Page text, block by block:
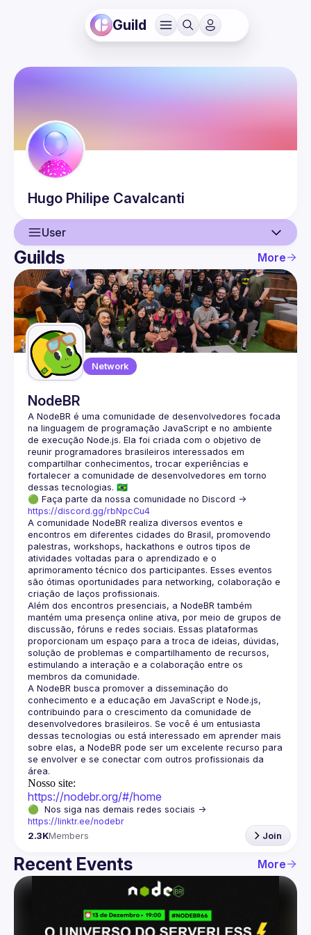
Guild
Hugo Philipe Cavalcanti
User
User
Events
Guilds
Guilds More
Network
NodeBR
A NodeBR é uma comunidade de desenvolvedores focada
na linguagem de programação JavaScript e no ambiente
de execução Node.js. Ela foi criada com o objetivo de
reunir programadores brasileiros interessados em
compartilhar conhecimentos, trocar experiências e
fortalecer a comunidade de desenvolvedores em torno
🟢 Faça parte da nossa comunidade no Discord ->
https://discord.gg/rbNpcCu4
A comunidade NodeBR realiza diversos eventos e
encontros em diferentes cidades do Brasil, promovendo
palestras, workshops, hackathons e outros tipos de
atividades voltadas para o aprendizado e o
aprimoramento técnico dos participantes. Esses eventos
são ótimas oportunidades para networking, colaboração e
Além dos encontros presenciais, a NodeBR também
mantém uma presença online ativa, por meio de grupos de
discussão, fóruns e redes sociais. Essas plataformas
proporcionam um espaço para a troca de ideias, dúvidas,
solução de problemas e compartilhamento de recursos,
estimulando a interação e a colaboração entre os
A NodeBR busca promover a disseminação do
conhecimento e a educação em JavaScript e Node.js,
contribuindo para o crescimento da comunidade de
desenvolvedores brasileiros. Se você é um entusiasta
dessas tecnologias ou está interessado em aprender mais
sobre elas, a NodeBR pode ser um excelente recurso para
se envolver e se conectar com outros profissionais da
Nosso site:
https://nodebr.org/#/home
https://linktr.ee/nodebr
2.3KMembers Join
Recent Events More